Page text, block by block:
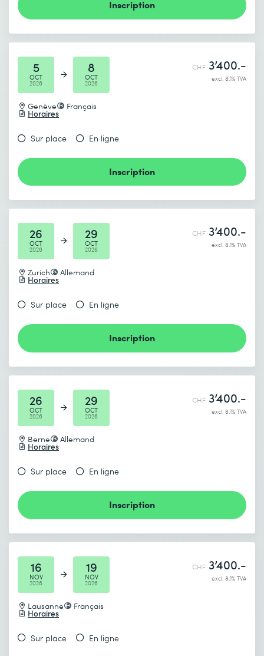
Inscription
5
OCT
2026
8
OCT
2026
Genève Français
Horaires
CHF 3’400.-
excl. 8.1% TVA
Sur place En ligne
Inscription
26
OCT
2026
29
OCT
2026
Zurich Allemand
Horaires
CHF 3’400.-
excl. 8.1% TVA
Sur place En ligne
Inscription
26
OCT
2026
29
OCT
2026
Berne Allemand
Horaires
CHF 3’400.-
excl. 8.1% TVA
Sur place En ligne
Inscription
16
NOV
2026
19
NOV
2026
Lausanne Français
Horaires
CHF 3’400.-
excl. 8.1% TVA
Sur place En ligne